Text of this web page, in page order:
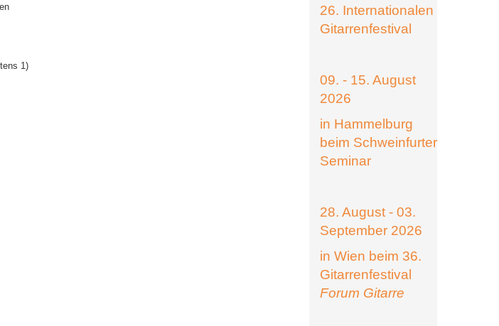
1)
26. Internationalen
Gitarrenfestival
09. - 15. August
2026
in Hammelburg
beim Schweinfurter
Seminar
28. August - 03.
September 2026
in Wien beim 36.
Gitarrenfestival
Forum Gitarre